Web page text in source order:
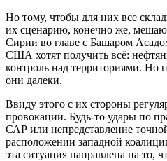
Но тому, чтобы для них все
их сценарию, конечно же,
Сирии во главе с Башаром
США хотят получить всё:
контроль над территориями. Но
они далеки.
Ввиду этого с их стороны
провокации. Будь-то удары по
САР или непредставление
расположении западной
эта ситуация направлена на то,